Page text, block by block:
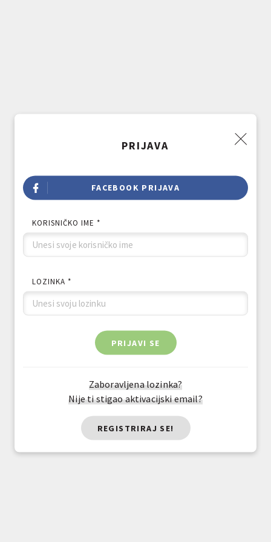
PRIJAVA
FACEBOOK PRIJAVA
KORISNIČKO IME *
LOZINKA *
PRIJAVI SE
Zaboravljena lozinka?
Nije ti stigao aktivacijski email?
REGISTRIRAJ SE!